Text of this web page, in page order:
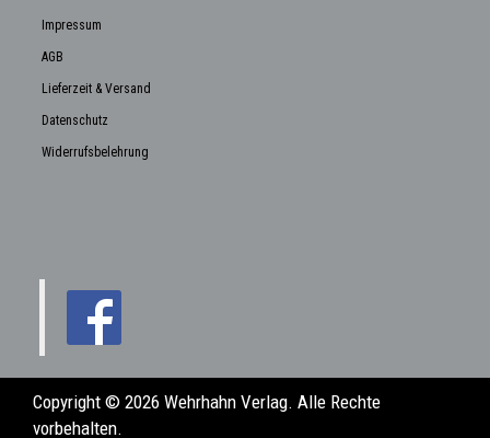
Impressum
AGB
Lieferzeit & Versand
Datenschutz
Widerrufsbelehrung
Copyright © 2026 Wehrhahn Verlag. Alle Rechte
vorbehalten.